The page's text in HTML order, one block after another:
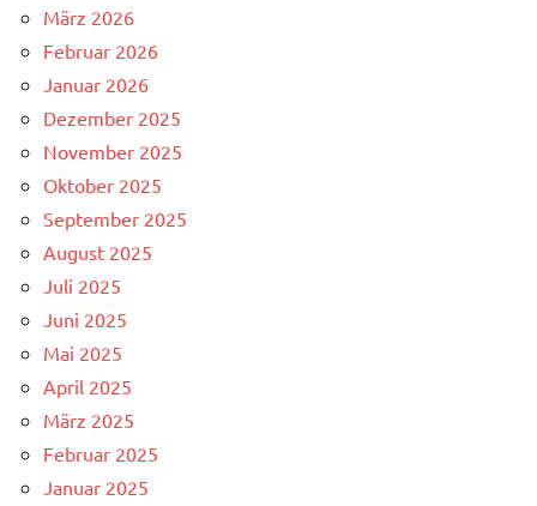
März 2026
Februar 2026
Januar 2026
Dezember 2025
November 2025
Oktober 2025
September 2025
August 2025
Juli 2025
Juni 2025
Mai 2025
April 2025
März 2025
Februar 2025
Januar 2025